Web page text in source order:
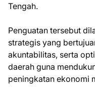
Tengah.
Penguatan tersebut
strategis yang
akuntabilitas, serta
daerah guna
peningkatan ekonomi